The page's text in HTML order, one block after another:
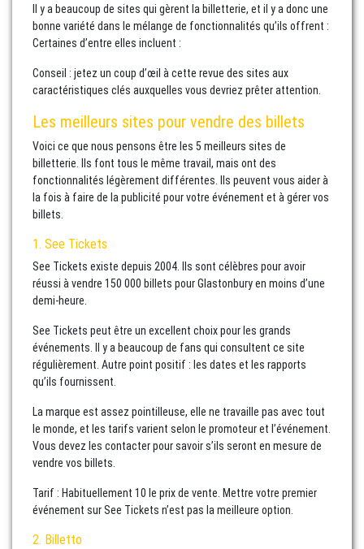
Il y a beaucoup de sites qui gèrent la billetterie, et il y a donc une
bonne variété dans le mélange de fonctionnalités qu’ils offrent :
Certaines d’entre elles incluent :
Conseil : jetez un coup d’œil à cette revue des sites aux
caractéristiques clés auxquelles vous devriez prêter attention.
Les meilleurs sites pour vendre des billets
Voici ce que nous pensons être les 5 meilleurs sites de
billetterie. Ils font tous le même travail, mais ont des
fonctionnalités légèrement différentes. Ils peuvent vous aider à
la fois à faire de la publicité pour votre événement et à gérer vos
billets.
1. See Tickets
See Tickets existe depuis 2004. Ils sont célèbres pour avoir
réussi à vendre 150 000 billets pour Glastonbury en moins d’une
demi-heure.
See Tickets peut être un excellent choix pour les grands
événements. Il y a beaucoup de fans qui consultent ce site
régulièrement. Autre point positif : les dates et les rapports
qu’ils fournissent.
La marque est assez pointilleuse, elle ne travaille pas avec tout
le monde, et les tarifs varient selon le promoteur et l’événement.
Vous devez les contacter pour savoir s’ils seront en mesure de
vendre vos billets.
Tarif : Habituellement 10 le prix de vente. Mettre votre premier
événement sur See Tickets n’est pas la meilleure option.
2. Billetto